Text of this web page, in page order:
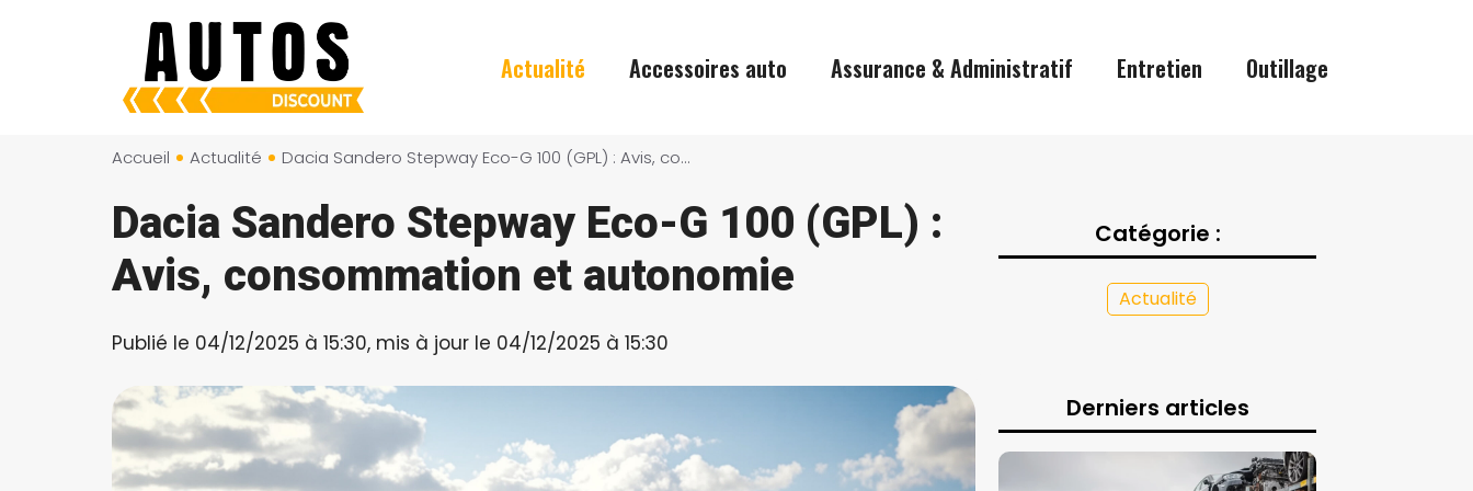
Actualité Accessoires auto Assurance & Administratif Entretien Outillage
Accueil Actualité Dacia Sandero Stepway Eco-G 100 (GPL) : Avis, consommation et autonomie
Dacia Sandero Stepway Eco-G 100 (GPL) :
Avis, consommation et autonomie
Publié le 04/12/2025 à 15:30, mis à jour le 04/12/2025 à 15:30
Catégorie :
Actualité
Derniers articles